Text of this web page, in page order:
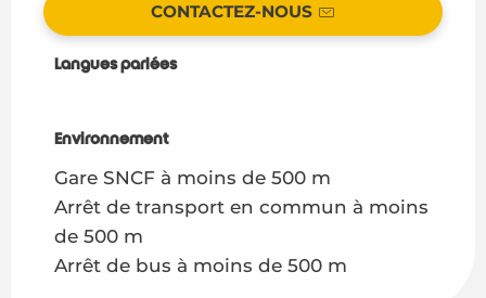
CONTACTEZ-NOUS
Langues parlées
Langues parlées
Environnement
Environnement
Gare SNCF à moins de 500 m
Arrêt de transport en commun à moins
de 500 m
Arrêt de bus à moins de 500 m